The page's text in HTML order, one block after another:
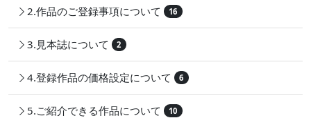
2.作品のご登録事項について 16
3.見本誌について 2
4.登録作品の価格設定について 6
5.ご紹介できる作品について 10